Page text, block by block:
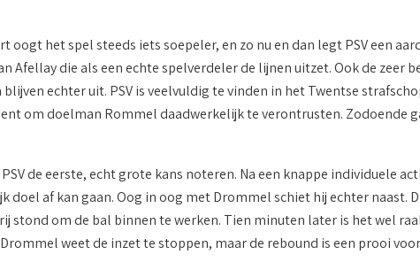
oogt het spel steeds iets soepeler, en zo nu en dan legt PSV een
Afellay die als een echte spelverdeler de lijnen uitzet. Ook de zeer
echter uit. PSV is veelvuldig te vinden in het Twentse
om doelman Rommel daadwerkelijk te verontrusten. Zodoende
de eerste, echt grote kans noteren. Na een knappe individuele
doel af kan gaan. Oog in oog met Drommel schiet hij echter naast.
stond om de bal binnen te werken. Tien minuten later is het wel
weet de inzet te stoppen, maar de rebound is een prooi